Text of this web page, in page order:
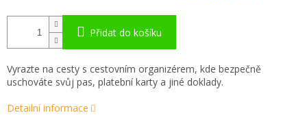
Přidat do košíku
Vyrazte na cesty s cestovním organizérem, kde bezpečně
uschováte svůj pas, platební karty a jiné doklady.
Detailní informace